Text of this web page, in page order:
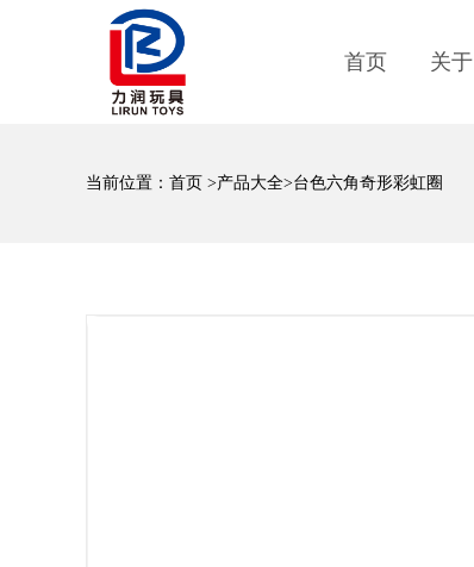
首页 关于
当前位置： 首页 >产品大全>台色六角奇形彩虹圈